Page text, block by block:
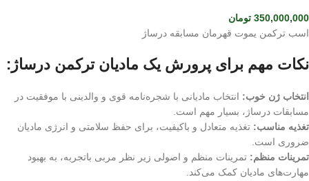
350,000,000 تومان
اسب ترکمن یموت قهرمان مسابقه درساژ
نکات مهم برای پرورش یک مادیان ترکمن درساژ:
انتخاب ژن خوب: انتخاب مادیانی با شجره‌نامه قوی و والدینی با موفقیت در
مسابقات درساژ، بسیار مهم است.
تغذیه مناسب: تغذیه متعادل و باکیفیت، برای حفظ سلامتی و انرژی مادیان
ضروری است.
تمرینات منظم: تمرینات منظم و اصولی زیر نظر مربی باتجربه، به بهبود
مهارت‌های مادیان کمک می‌کند.